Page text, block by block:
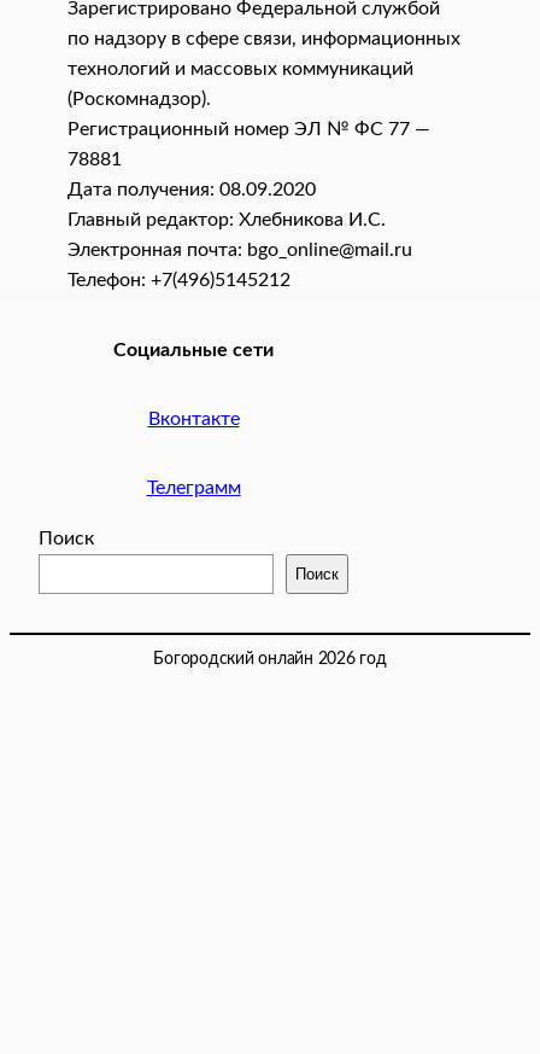
Зарегистрировано Федеральной службой
по надзору в сфере связи, информационных
технологий и массовых коммуникаций
(Роскомнадзор).
Регистрационный номер ЭЛ № ФС 77 —
78881
Дата получения: 08.09.2020
Главный редактор: Хлебникова И.C.
Электронная почта: bgo_online@mail.ru
Телефон: +7(496)5145212
Социальные сети
Вконтакте
Телеграмм
Поиск
Поиск
Богородский онлайн 2026 год